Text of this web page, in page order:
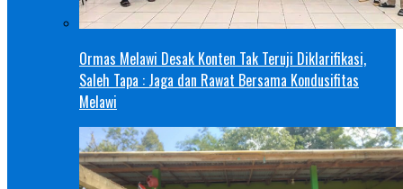
Ormas Melawi Desak Konten Tak Teruji Diklarifikasi,
Saleh Tapa : Jaga dan Rawat Bersama Kondusifitas
Melawi